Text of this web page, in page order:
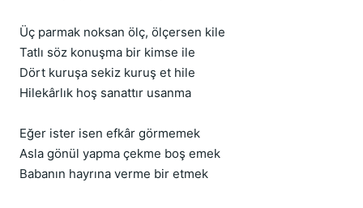
Üç parmak noksan ölç, ölçersen kile
Tatlı söz konuşma bir kimse ile
Dört kuruşa sekiz kuruş et hile
Hilekârlık hoş sanattır usanma
Eğer ister isen efkâr görmemek
Asla gönül yapma çekme boş emek
Babanın hayrına verme bir etmek